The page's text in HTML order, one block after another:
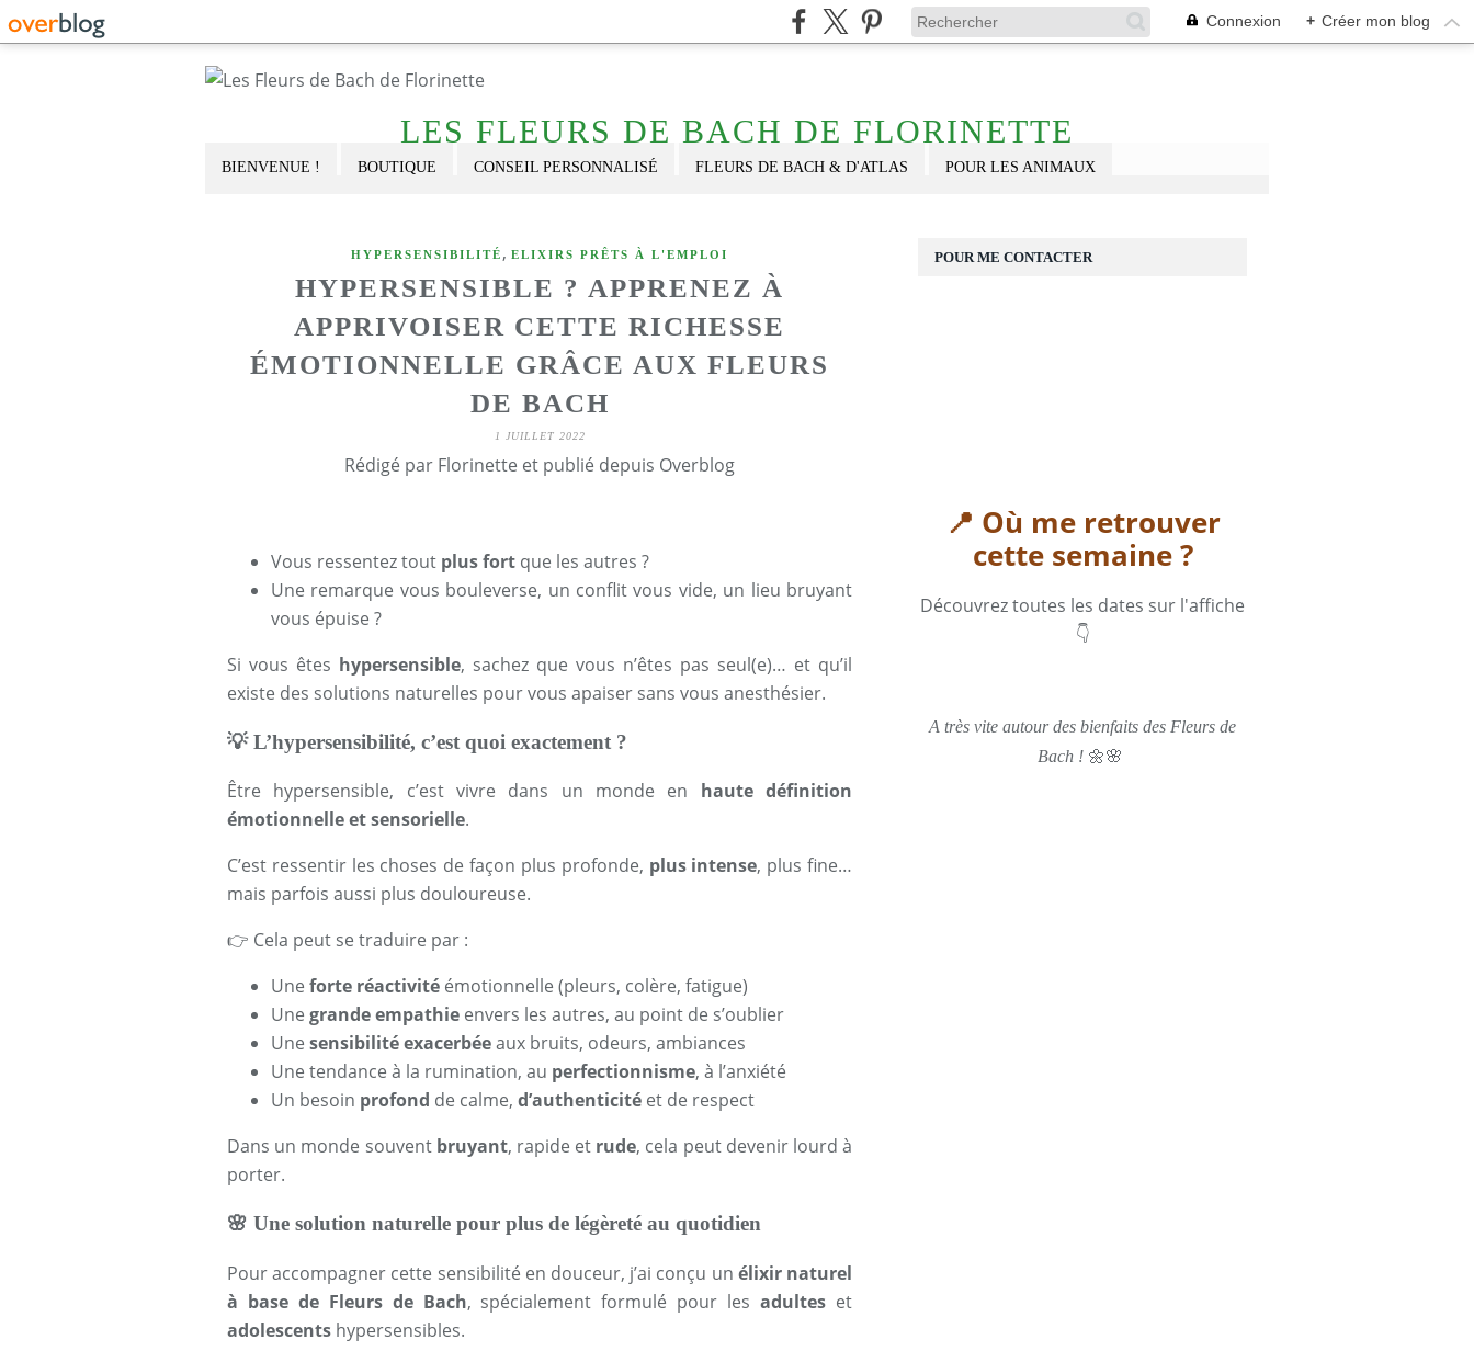
Connexion + Créer mon blog
LES FLEURS DE BACH DE FLORINETTE
BIENVENUE ! BOUTIQUE CONSEIL PERSONNALISÉ FLEURS DE BACH & D'ATLAS POUR LES ANIMAUX
HYPERSENSIBILITÉ , ELIXIRS PRÊTS À L'EMPLOI
HYPERSENSIBLE ? APPRENEZ À
APPRIVOISER CETTE RICHESSE
ÉMOTIONNELLE GRÂCE AUX FLEURS
DE BACH
1 JUILLET 2022
Rédigé par Florinette et publié depuis Overblog
Vous ressentez tout plus fort que les autres ?
Une remarque vous bouleverse, un conflit vous vide, un lieu bruyant
vous épuise ?
Si vous êtes hypersensible, sachez que vous n’êtes pas seul(e)… et qu’il
existe des solutions naturelles pour vous apaiser sans vous anesthésier.
💡L’hypersensibilité, c’est quoi exactement ?
Être hypersensible, c’est vivre dans un monde en haute définition
émotionnelle et sensorielle.
C’est ressentir les choses de façon plus profonde, plus intense, plus fine…
mais parfois aussi plus douloureuse.
👉 Cela peut se traduire par :
Une forte réactivité émotionnelle (pleurs, colère, fatigue)
Une grande empathie envers les autres, au point de s’oublier
Une sensibilité exacerbéeaux bruits, odeurs, ambiances
Une tendance à la rumination, au perfectionnisme, à l’anxiété
Un besoin profond de calme, d’authenticité et de respect
Dans un monde souvent bruyant, rapide et rude, cela peut devenir lourd à
porter.
🌸 Une solution naturelle pour plus de légèreté au quotidien
Pour accompagner cette sensibilité en douceur, j’ai conçu un élixir naturel
à base de Fleurs de Bach, spécialement formulé pour lesadultes et
adolescents hypersensibles.
POUR ME CONTACTER
📍 Où me retrouver
cette semaine ?
Découvrez toutes les dates sur l'affiche
👇
A très vite autour des bienfaits des Fleurs de
Bach ! 🌼🌸